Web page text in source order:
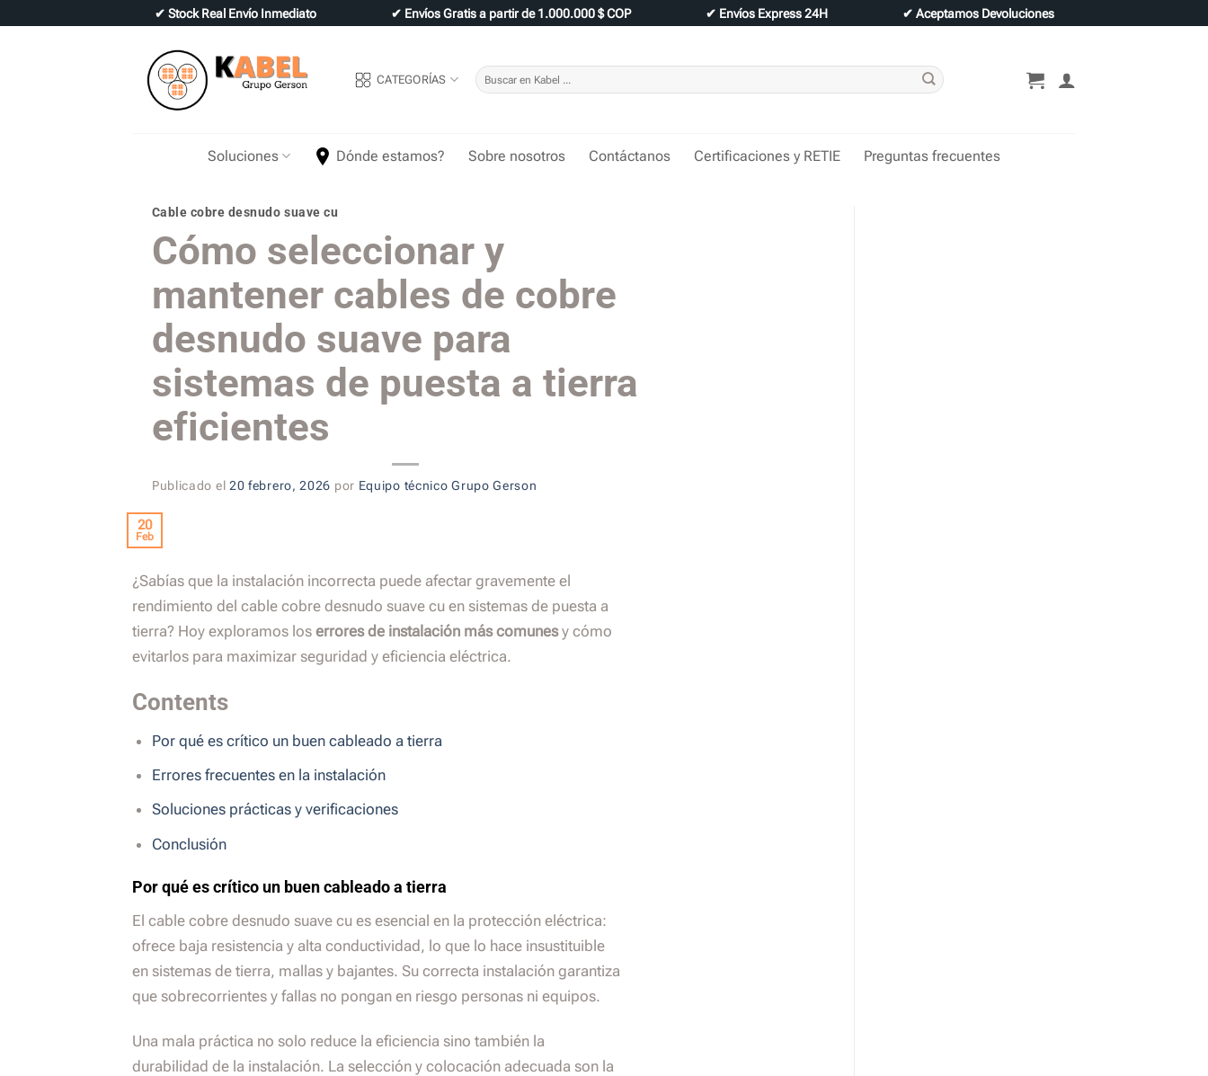
to
✔ Stock Real Envío Inmediato ✔ Envíos Gratis a partir de 1.000.000 $ COP ✔ Envíos Express 24H ✔ Aceptamos Devoluciones
CATEGORÍAS
Buscar
por:
Soluciones Dónde estamos? Sobre nosotros Contáctanos Certificaciones y RETIE Preguntas frecuentes
Cable cobre desnudo suave cu
Cómo seleccionar y
mantener cables de cobre
desnudo suave para
sistemas de puesta a tierra
eficientes
Publicado el 20 febrero, 2026 por Equipo técnico Grupo Gerson
20
Feb
¿Sabías que la instalación incorrecta puede afectar gravemente el
rendimiento del cable cobre desnudo suave cu en sistemas de puesta a
tierra? Hoy exploramos los errores de instalación más comunesy cómo
evitarlos para maximizar seguridad y eficiencia eléctrica.
Contents
Por qué es crítico un buen cableado a tierra
Errores frecuentes en la instalación
Soluciones prácticas y verificaciones
Conclusión
Por qué es crítico un buen cableado a tierra
El cable cobre desnudo suave cu es esencial en la protección eléctrica:
ofrece baja resistencia y alta conductividad, lo que lo hace insustituible
en sistemas de tierra, mallas y bajantes. Su correcta instalación garantiza
que sobrecorrientes y fallas no pongan en riesgo personas ni equipos.
Una mala práctica no solo reduce la eficiencia sino también la
durabilidad de la instalación. La selección y colocación adecuada son la